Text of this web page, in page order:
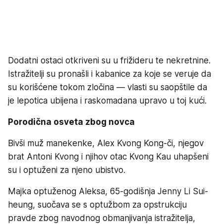
Dodatni ostaci otkriveni su u frižideru te nekretnine.
Istražitelji su pronašli i kabanice za koje se veruje da
su korišćene tokom zločina — vlasti su saopštile da
je lepotica ubijena i raskomadana upravo u toj kući.
Porodična osveta zbog novca
Bivši muž manekenke, Alex Kvong Kong-či, njegov
brat Antoni Kvong i njihov otac Kvong Kau uhapšeni
su i optuženi za njeno ubistvo.
Majka optuženog Aleksa, 65-godišnja Jenny Li Sui-
heung, suočava se s optužbom za opstrukciju
pravde zbog navodnog obmanjivanja istražitelja,